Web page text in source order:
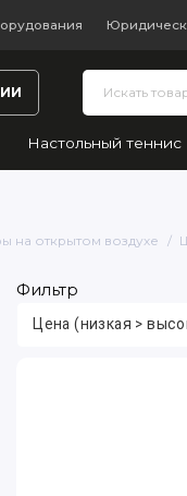
Настольный теннис
на открытом воздухе
Фильтр